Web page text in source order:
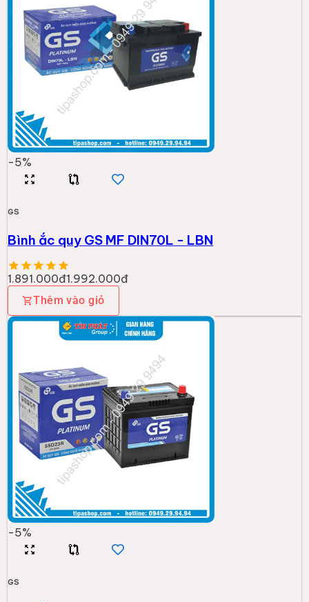
-5%
GS
Bình ắc quy GS MF DIN70L - LBN
1.891.000đ1.992.000đ
Thêm vào giỏ
-5%
GS